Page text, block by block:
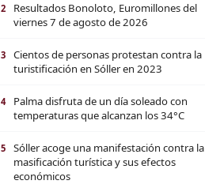
2
Resultados Bonoloto, Euromillones del
viernes 7 de agosto de 2026
3
Cientos de personas protestan contra la
turistificación en Sóller en 2023
4
Palma disfruta de un día soleado con
temperaturas que alcanzan los 34°C
5
Sóller acoge una manifestación contra la
masificación turística y sus efectos
económicos